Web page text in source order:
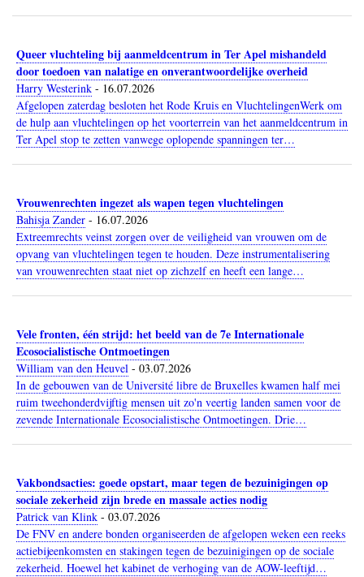
Queer vluchteling bij aanmeldcentrum in Ter Apel mishandeld
door toedoen van nalatige en onverantwoordelijke overheid
Harry Westerink - 16.07.2026
Afgelopen zaterdag besloten het Rode Kruis en VluchtelingenWerk om
de hulp aan vluchtelingen op het voorterrein van het aanmeldcentrum in
Ter Apel stop te zetten vanwege oplopende spanningen ter…
Vrouwenrechten ingezet als wapen tegen vluchtelingen
Bahisja Zander - 16.07.2026
Extreemrechts veinst zorgen over de veiligheid van vrouwen om de
opvang van vluchtelingen tegen te houden. Deze instrumentalisering
van vrouwenrechten staat niet op zichzelf en heeft een lange…
Vele fronten, één strijd: het beeld van de 7e Internationale
Ecosocialistische Ontmoetingen
William van den Heuvel - 03.07.2026
In de gebouwen van de Université libre de Bruxelles kwamen half mei
ruim tweehonderdvijftig mensen uit zo'n veertig landen samen voor de
zevende Internationale Ecosocialistische Ontmoetingen. Drie…
Vakbondsacties: goede opstart, maar tegen de bezuinigingen op
sociale zekerheid zijn brede en massale acties nodig
Patrick van Klink - 03.07.2026
De FNV en andere bonden organiseerden de afgelopen weken een reeks
actiebijeenkomsten en stakingen tegen de bezuinigingen op de sociale
zekerheid. Hoewel het kabinet de verhoging van de AOW-leeftijd…